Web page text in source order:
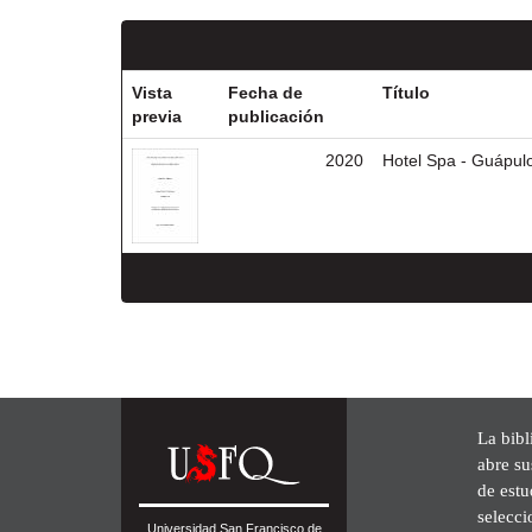
Vista
previa
Fecha de
publicación
Título
2020 Hotel Spa -
Universidad San Francisco de
La
abre
de